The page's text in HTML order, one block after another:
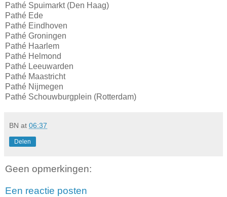
Pathé Spuimarkt (Den Haag)
Pathé Ede
Pathé Eindhoven
Pathé Groningen
Pathé Haarlem
Pathé Helmond
Pathé Leeuwarden
Pathé Maastricht
Pathé Nijmegen
Pathé Schouwburgplein (Rotterdam)
BN at 06:37
Delen
Geen opmerkingen:
Een reactie posten